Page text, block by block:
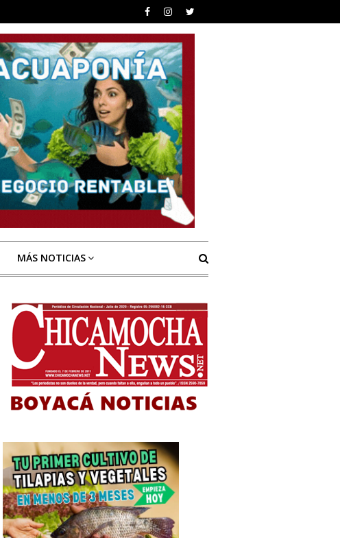
MÁS NOTICIAS